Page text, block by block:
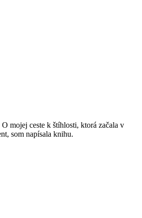
mojej ceste k štíhlosti, ktorá začala v
som napísala knihu.